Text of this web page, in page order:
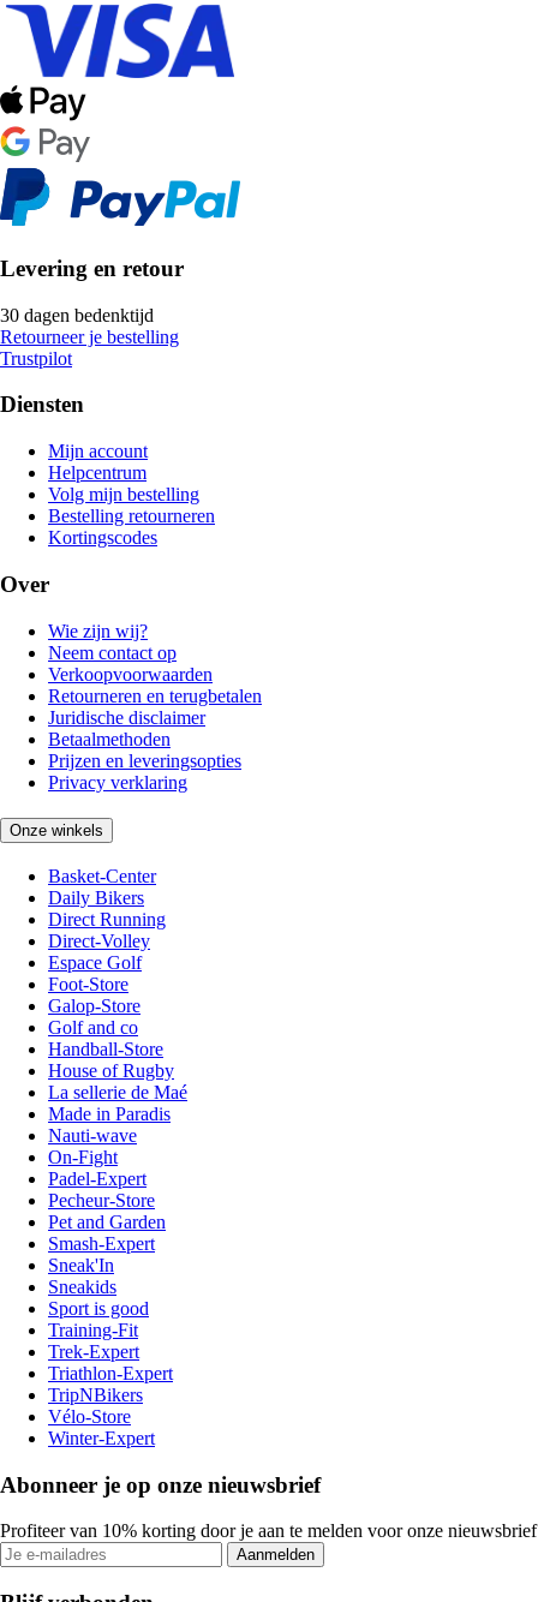
Levering en retour
30 dagen bedenktijd
Retourneer je bestelling
Trustpilot
Diensten
Mijn account
Helpcentrum
Volg mijn bestelling
Bestelling retourneren
Kortingscodes
Over
Wie zijn wij?
Neem contact op
Verkoopvoorwaarden
Retourneren en terugbetalen
Juridische disclaimer
Betaalmethoden
Prijzen en leveringsopties
Privacy verklaring
Onze winkels
Basket-Center
Daily Bikers
Direct Running
Direct-Volley
Espace Golf
Foot-Store
Galop-Store
Golf and co
Handball-Store
House of Rugby
La sellerie de Maé
Made in Paradis
Nauti-wave
On-Fight
Padel-Expert
Pecheur-Store
Pet and Garden
Smash-Expert
Sneak'In
Sneakids
Sport is good
Training-Fit
Trek-Expert
Triathlon-Expert
TripNBikers
Vélo-Store
Winter-Expert
Abonneer je op onze nieuwsbrief
Profiteer van 10% korting door je aan te melden voor onze nieuwsbrief
Aanmelden